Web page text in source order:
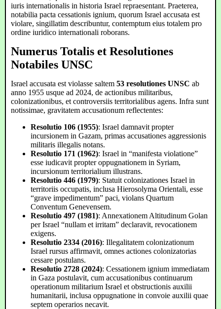
iuris internationalis in historia Israel repraesentant. Praeterea,
notabilia pacta cessationis ignium, quorum Israel accusata est
violare, singillatim describuntur, contemptum eius totalem pro
ordine iuridico internationali roborans.
Numerus Totalis et Resolutiones
Notabiles UNSC
Israel accusata est violasse saltem53 resolutiones UNSC ab
anno 1955 usque ad 2024, de actionibus militaribus,
colonizationibus, et controversiis territorialibus agens. Infra sunt
notissimae, gravitatem accusationum reflectentes:
Resolutio 106 (1955): Israel damnavit propter
incursionem in Gazam, primas accusationes aggressionis
militaris illegalis notans.
Resolutio 171 (1962): Israel in “manifesta violatione”
esse iudicavit propter oppugnationem in Syriam,
incursionum territorialium illustrans.
Resolutio 446 (1979): Statuit colonizationes Israel in
territoriis occupatis, inclusa Hierosolyma Orientali, esse
“grave impedimentum” paci, violans Quartum
Conventum Genevensem.
Resolutio 497 (1981): Annexationem Altitudinum Golan
per Israel “nullam et irritam” declaravit, revocationem
exigens.
Resolutio 2334 (2016): Illegalitatem colonizationum
Israel rursus affirmavit, omnes actiones colonizatorias
cessare postulans.
Resolutio 2728 (2024): Cessationem ignium immediatam
in Gaza postulavit, cum accusationibus continuarum
operationum militarium Israel et obstructionis auxilii
humanitarii, inclusa oppugnatione in convoie auxilii quae
septem operarios necavit.